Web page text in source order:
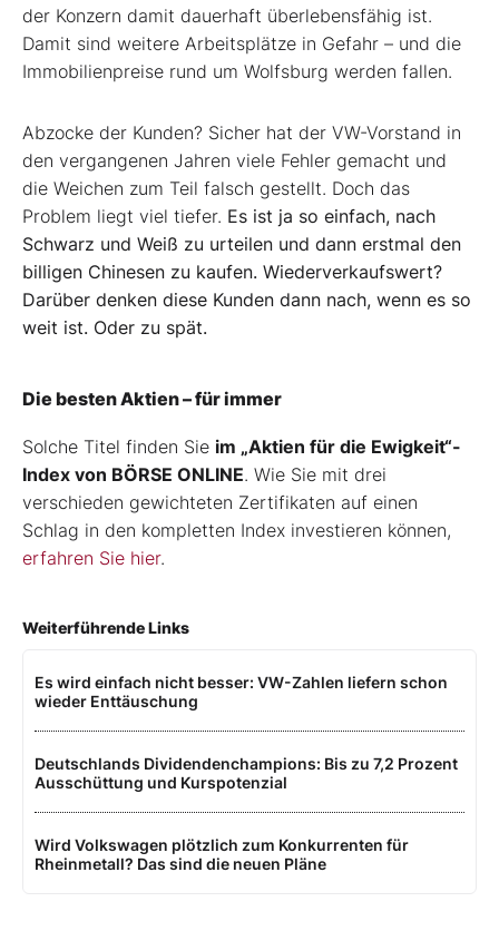
der Konzern damit dauerhaft überlebensfähig ist.
Damit sind weitere Arbeitsplätze in Gefahr – und die
Immobilienpreise rund um Wolfsburg werden fallen.
Abzocke der Kunden? Sicher hat der VW-Vorstand in
den vergangenen Jahren viele Fehler gemacht und
die Weichen zum Teil falsch gestellt. Doch das
Problem liegt viel tiefer. Es ist ja so einfach, nach
Schwarz und Weiß zu urteilen und dann erstmal den
billigen Chinesen zu kaufen. Wiederverkaufswert?
Darüber denken diese Kunden dann nach, wenn es so
weit ist. Oder zu spät.
Die besten Aktien – für immer
Solche Titel finden Sie im „Aktien für die Ewigkeit“-
Index von BÖRSE ONLINE. Wie Sie mit drei
verschieden gewichteten Zertifikaten auf einen
Schlag in den kompletten Index investieren können,
erfahren Sie hier.
Weiterführende Links
Es wird einfach nicht besser: VW-Zahlen liefern schon
wieder Enttäuschung
Deutschlands Dividendenchampions: Bis zu 7,2 Prozent
Ausschüttung und Kurspotenzial
Wird Volkswagen plötzlich zum Konkurrenten für
Rheinmetall? Das sind die neuen Pläne